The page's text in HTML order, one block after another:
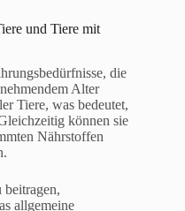
und Tiere mit
die
Alter
Tiere, was bedeutet,
können sie
Nährstoffen
beitragen,
allgemeine